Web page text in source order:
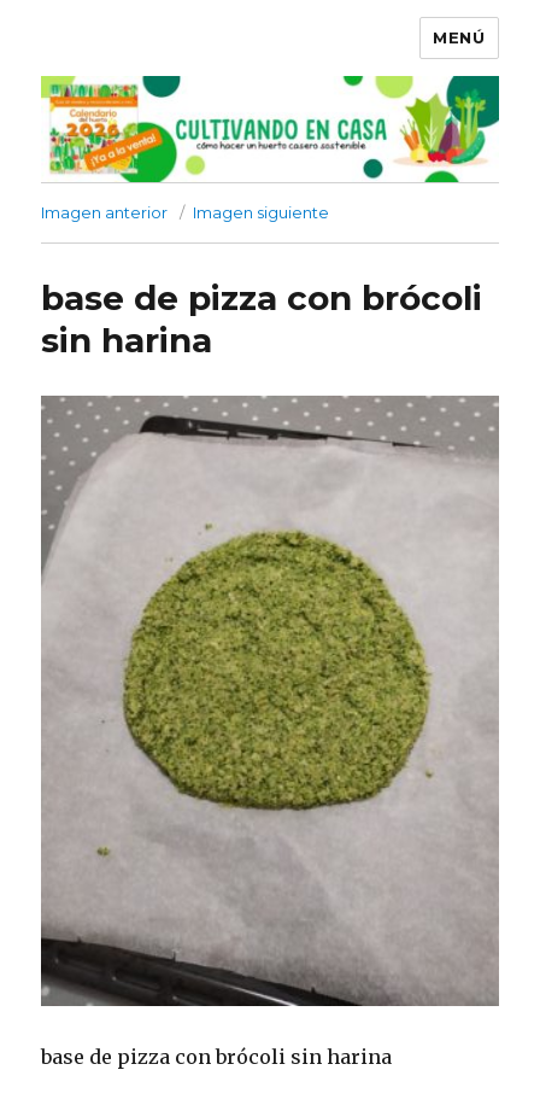
MENÚ
Imagen anterior Imagen siguiente
base de pizza con brócoli
sin harina
base de pizza con brócoli sin harina